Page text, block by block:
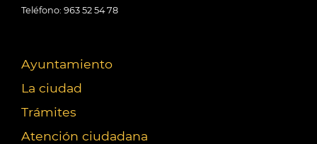
Teléfono: 963 52 54 78
Ayuntamiento
La ciudad
Trámites
Atención ciudadana